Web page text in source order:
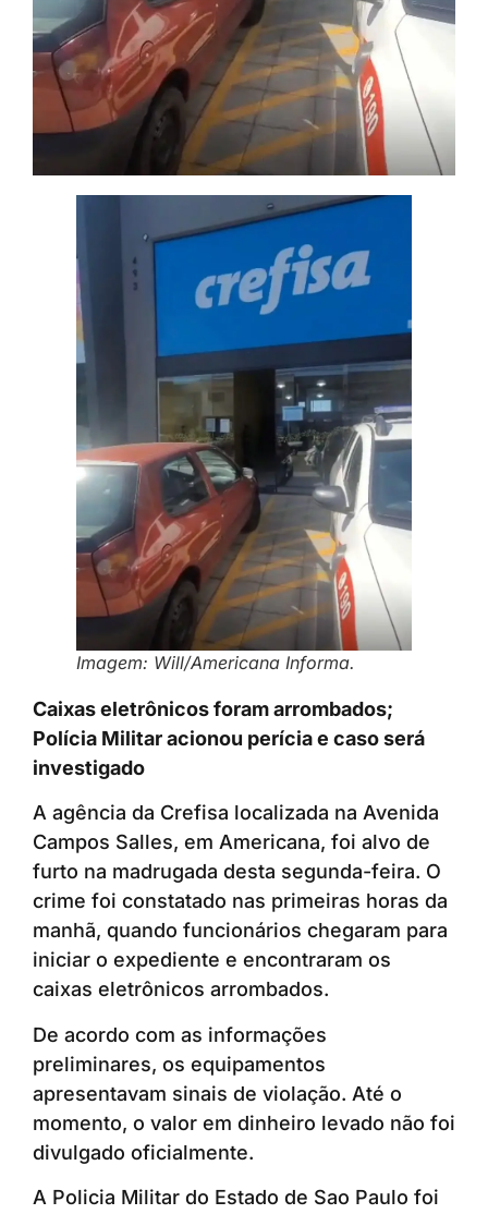
Imagem: Will/Americana Informa.
Caixas eletrônicos foram arrombados;
Polícia Militar acionou perícia e caso será
investigado
A agência da Crefisa localizada na Avenida
Campos Salles, em Americana, foi alvo de
furto na madrugada desta segunda-feira. O
crime foi constatado nas primeiras horas da
manhã, quando funcionários chegaram para
iniciar o expediente e encontraram os
caixas eletrônicos arrombados.
De acordo com as informações
preliminares, os equipamentos
apresentavam sinais de violação. Até o
momento, o valor em dinheiro levado não foi
divulgado oficialmente.
A Policia Militar do Estado de Sao Paulo foi